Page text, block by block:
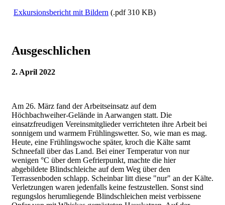
Exkursionsbericht mit Bildern (.pdf 310 KB)
Ausgeschlichen
2. April 2022
Am 26. März fand der Arbeitseinsatz auf dem
Höchbachweiher-Gelände in Aarwangen statt. Die
einsatzfreudigen Vereinsmitglieder verrichteten ihre Arbeit bei
sonnigem und warmem Frühlingswetter. So, wie man es mag.
Heute, eine Frühlingswoche später, kroch die Kälte samt
Schneefall über das Land. Bei einer Temperatur von nur
wenigen °C über dem Gefrierpunkt, machte die hier
abgebildete Blindschleiche auf dem Weg über den
Terrassenboden schlapp. Scheinbar litt diese "nur" an der Kälte.
Verletzungen waren jedenfalls keine festzustellen. Sonst sind
regungslos herumliegende Blindschleichen meist verbissene